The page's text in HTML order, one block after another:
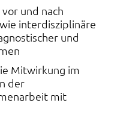
und nach
interdisziplinäre
und
Mitwirkung im
der
mit